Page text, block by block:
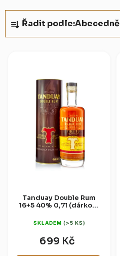
a
z
Řadit podle:Abecedně
Tanduay Double Rum
16+5 40% 0,7l (dárková
SKLADEM (>5 KS)
699 Kč